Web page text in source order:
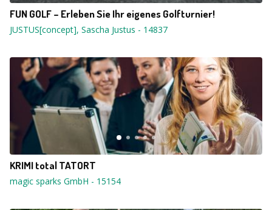
FUN GOLF – Erleben Sie Ihr eigenes Golfturnier!
JUSTUS[concept], Sascha Justus - 14837
KRIMI total TATORT
magic sparks GmbH - 15154